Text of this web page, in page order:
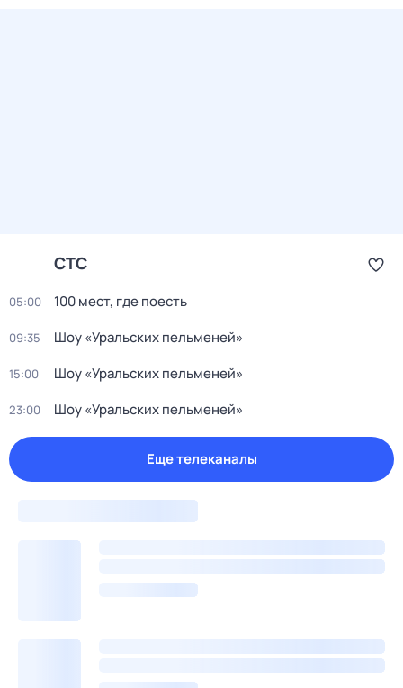
СТС
05:00 100 мест, где поесть
09:35 Шоу «Уральских пельменей»
15:00 Шоу «Уральских пельменей»
23:00 Шоу «Уральских пельменей»
Еще телеканалы